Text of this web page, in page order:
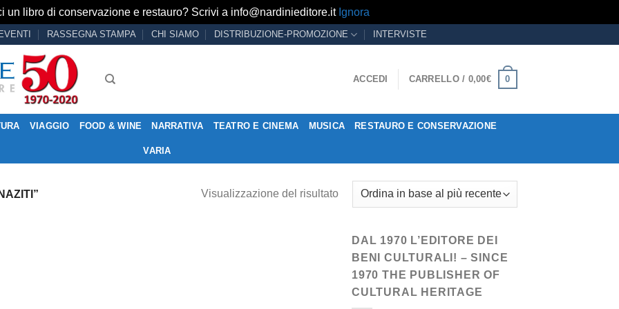
un libro di conservazione e restauro? Scrivi a info@nardinieditore.it Ignora
EVENTI RASSEGNA STAMPA CHI SIAMO DISTRIBUZIONE-PROMOZIONE INTERVISTE
ACCEDI CARRELLO / 0,00€ 0
VIAGGIO FOOD & WINE NARRATIVA TEATRO E CINEMA MUSICA RESTAURO E CONSERVAZIONE
VARIA
Visualizzazione del risultato
DAL 1970 L’EDITORE DEI
BENI CULTURALI! – SINCE
1970 THE PUBLISHER OF
CULTURAL HERITAGE